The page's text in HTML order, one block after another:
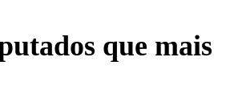
que mais